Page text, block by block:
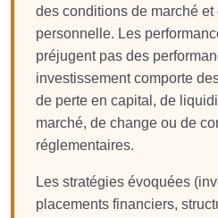
des conditions de marché et
personnelle. Les
préjugent pas des
investissement comporte
de perte en capital, de
marché, de change ou de
réglementaires.
Les stratégies évoquées
placements financiers,